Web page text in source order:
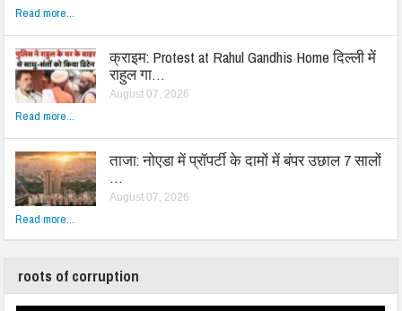
Read more...
क्राइम: Protest at Rahul Gandhis Home दिल्ली में
राहुल गा…
August 07, 2026
Read more...
ताजा: नोएडा में प्रॉपर्टी के दामों में बंपर उछाल 7 सालों
…
August 07, 2026
Read more...
roots of corruption